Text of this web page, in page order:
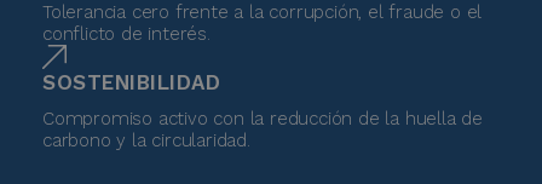
Tolerancia cero frente a la corrupción, el fraude o el
conflicto de interés.
SOSTENIBILIDAD
Compromiso activo con la reducción de la huella de
carbono y la circularidad.